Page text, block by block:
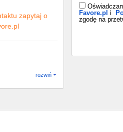
Favore.pl i
zgodę na
zapytaj o
rozwiń